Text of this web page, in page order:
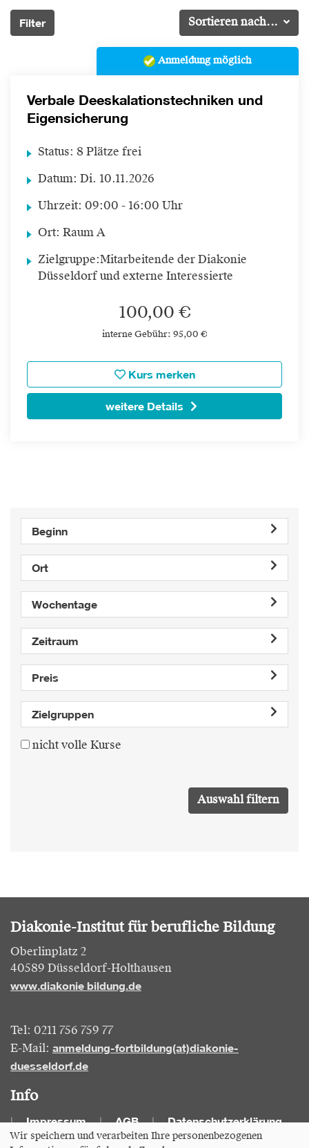
Sortieren nach...
Filter
Anmeldung möglich
Verbale Deeskalationstechniken und
Eigensicherung
Status: 8 Plätze frei
Datum: Di. 10.11.2026
Uhrzeit: 09:00 - 16:00 Uhr
Ort: Raum A
Zielgruppe:Mitarbeitende der Diakonie
Düsseldorf und externe Interessierte
100,00 €
interne Gebühr: 95,00 €
Kurs merken
weitere Details
Beginn
Ort
Wochentage
Zeitraum
Preis
Zielgruppen
nicht volle Kurse
Diakonie-Institut für berufliche Bildung
Oberlinplatz 2
40589 Düsseldorf-Holthausen
www.diakonie bildung.de
Tel: 0211 756 759 77
E-Mail: anmeldung-fortbildung(at)diakonie-
duesseldorf.de
Info
Impressum
AGB Datenschutzerklärung
Wir speichern und verarbeiten Ihre personenbezogenen